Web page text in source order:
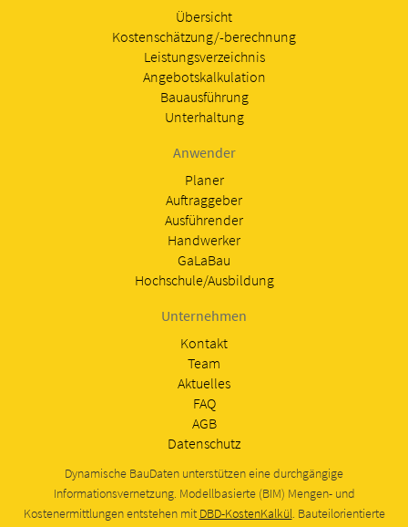
Übersicht
Kostenschätzung/-berechnung
Leistungsverzeichnis
Angebotskalkulation
Bauausführung
Unterhaltung
Anwender
Planer
Auftraggeber
Ausführender
Handwerker
GaLaBau
Hochschule/Ausbildung
Unternehmen
Kontakt
Team
Aktuelles
FAQ
AGB
Datenschutz
Dynamische BauDaten unterstützen eine durchgängige
Informationsvernetzung. Modellbasierte (BIM) Mengen- und
Kostenermittlungen entstehen mit DBD-KostenKalkül. Bauteilorientierte